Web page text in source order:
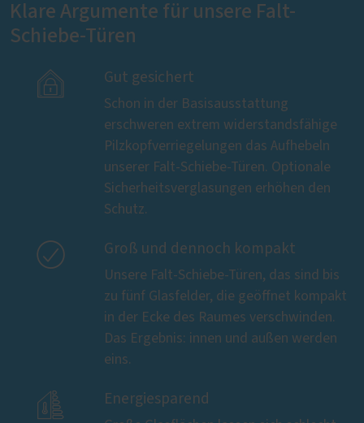
Klare Argumente für unsere Falt-
Schiebe-Türen
 Gut gesichert
Schon in der Basisausstattung
erschweren extrem widerstandsfähige
Pilzkopfverriegelungen das Aufhebeln
unserer Falt-Schiebe-Türen. Optionale
Sicherheitsverglasungen erhöhen den
Schutz.
 Groß und dennoch kompakt
Unsere Falt-Schiebe-Türen, das sind bis
zu fünf Glasfelder, die geöffnet kompakt
in der Ecke des Raumes verschwinden.
Das Ergebnis: innen und außen werden
eins.
 Energiesparend